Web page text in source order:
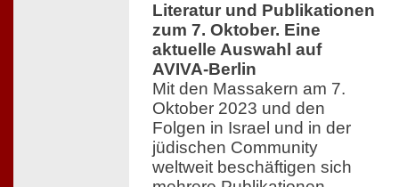
Literatur und Publikationen
zum 7. Oktober. Eine
aktuelle Auswahl auf
AVIVA-Berlin
Mit den Massakern am 7.
Oktober 2023 und den
Folgen in Israel und in der
jüdischen Community
weltweit beschäftigen sich